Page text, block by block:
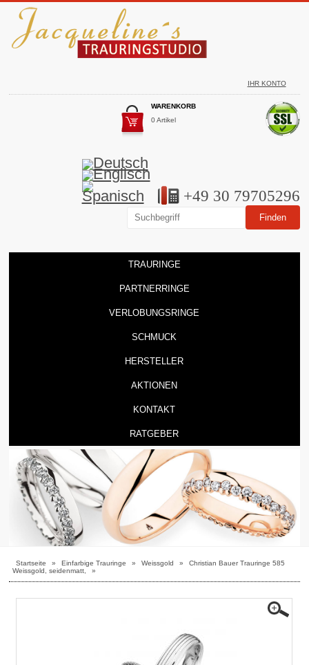
IHR KONTO
WARENKORB
0 Artikel
+49 30 79705296
TRAURINGE
PARTNERRINGE
VERLOBUNGSRINGE
SCHMUCK
HERSTELLER
AKTIONEN
KONTAKT
RATGEBER
Startseite » Einfarbige Trauringe » Weissgold »
Christian Bauer Trauringe 585
Weissgold, seidenmatt,
»